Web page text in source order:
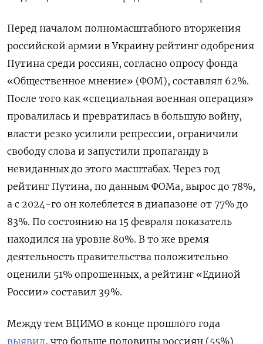
Перед началом полномасштабного вторжения
российской армии в Украину рейтинг одобрения
Путина среди россиян, согласно опросу фонда
«Общественное мнение» (ФОМ), составлял 62%.
После того как «специальная военная операция»
провалилась и превратилась в большую войну,
власти резко усилили репрессии, ограничили
свободу слова и запустили пропаганду в
невиданных до этого масштабах. Через год
рейтинг Путина, по данным ФОМа, вырос до 78%,
а с 2024-го он колеблется в диапазоне от 77% до
83%. По состоянию на 15 февраля показатель
находился на уровне 80%. В то же время
деятельность правительства положительно
оценили 51% опрошенных, а рейтинг «Единой
России» составил 39%.
Между тем ВЦИМО в конце прошлого года
выявил, что больше половины россиян (55%)